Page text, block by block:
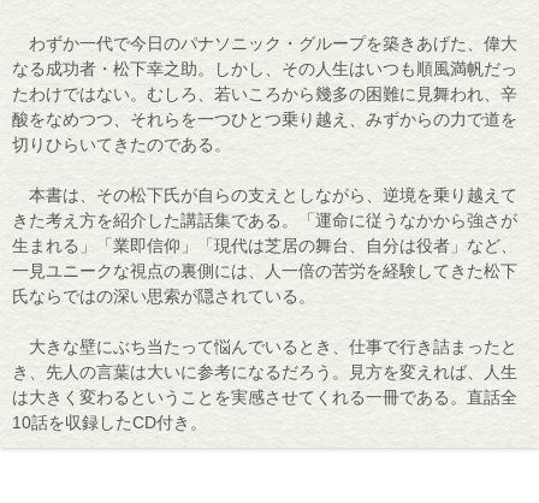
わずか一代で今日のパナソニック・グループを築きあげた、偉大
なる成功者・松下幸之助。しかし、その人生はいつも順風満帆だっ
たわけではない。むしろ、若いころから幾多の困難に見舞われ、辛
酸をなめつつ、それらを一つひとつ乗り越え、みずからの力で道を
切りひらいてきたのである。
本書は、その松下氏が自らの支えとしながら、逆境を乗り越えて
きた考え方を紹介した講話集である。「運命に従うなかから強さが
生まれる」「業即信仰」「現代は芝居の舞台、自分は役者」など、
一見ユニークな視点の裏側には、人一倍の苦労を経験してきた松下
氏ならではの深い思索が隠されている。
大きな壁にぶち当たって悩んでいるとき、仕事で行き詰まったと
き、先人の言葉は大いに参考になるだろう。見方を変えれば、人生
は大きく変わるということを実感させてくれる一冊である。直話全
10話を収録したCD付き。